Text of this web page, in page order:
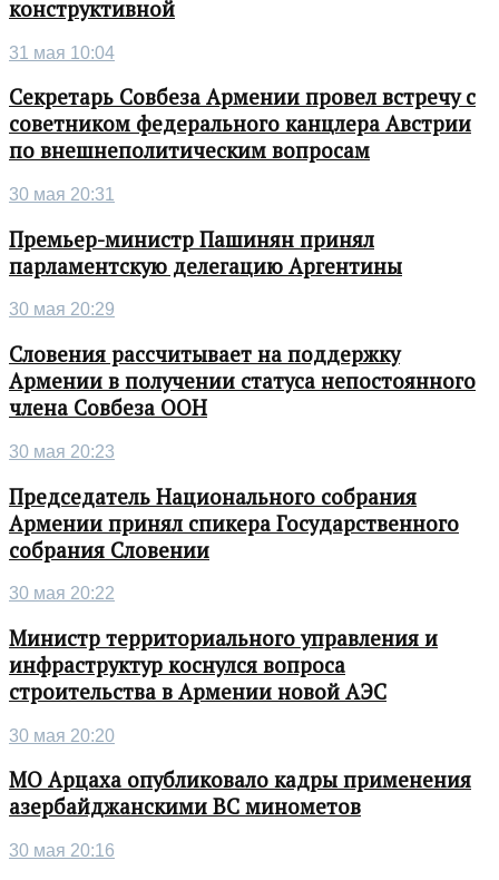
конструктивной
31 мая 10:04
Секретарь Совбеза Армении провел встречу с
советником федерального канцлера Австрии
по внешнеполитическим вопросам
30 мая 20:31
Премьер-министр Пашинян принял
парламентскую делегацию Аргентины
30 мая 20:29
Словения рассчитывает на поддержку
Армении в получении статуса непостоянного
члена Совбеза ООН
30 мая 20:23
Председатель Национального собрания
Армении принял спикера Государственного
собрания Словении
30 мая 20:22
Министр территориального управления и
инфраструктур коснулся вопроса
строительства в Армении новой АЭС
30 мая 20:20
МО Арцаха опубликовало кадры применения
азербайджанскими ВС минометов
30 мая 20:16